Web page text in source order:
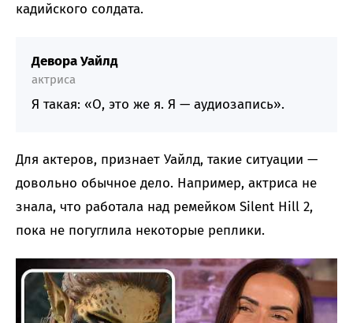
кадийского солдата.
Девора Уайлд
актриса
Я такая: «О, это же я. Я — аудиозапись».
Для актеров, признает Уайлд, такие ситуации —
довольно обычное дело. Например, актриса не
знала, что работала над ремейком Silent Hill 2,
пока не погуглила некоторые реплики.